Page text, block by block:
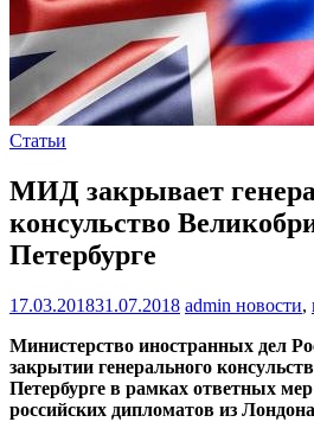
Статьи
МИД закрывает
консульство
Петербурге
17.03.201831.07.2018 admin новости,
Министерство иностранных дел
закрытии генерального
Петербурге в рамках ответных
российских дипломатов из